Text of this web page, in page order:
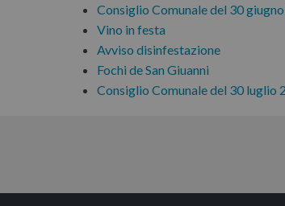
Consiglio Comunale del 30
Vino in festa
Avviso disinfestazione
Fochi de San Giuanni
Consiglio Comunale del 30 luglio